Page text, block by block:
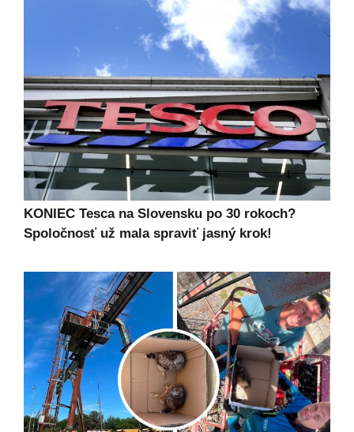
KONIEC Tesca na Slovensku po 30 rokoch?
Spoločnosť už mala spraviť jasný krok!